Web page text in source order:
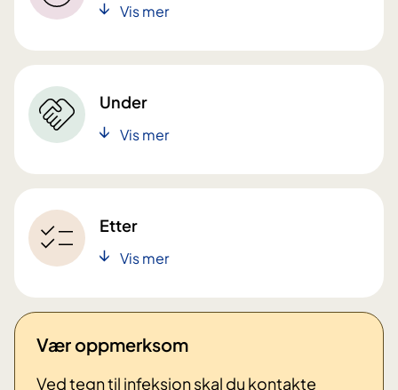
Vis mer
Under
Vis mer
Etter
Vis mer
Vær oppmerksom
Ved tegn til infeksjon skal du kontakte